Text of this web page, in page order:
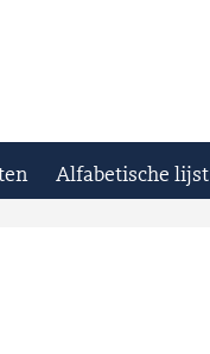
Alfabetische lijst